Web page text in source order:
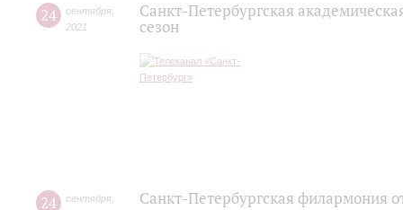
24 сентября
2021
Санкт-Петербургская
сезон
24 сентября Санкт-Петербургская филармония